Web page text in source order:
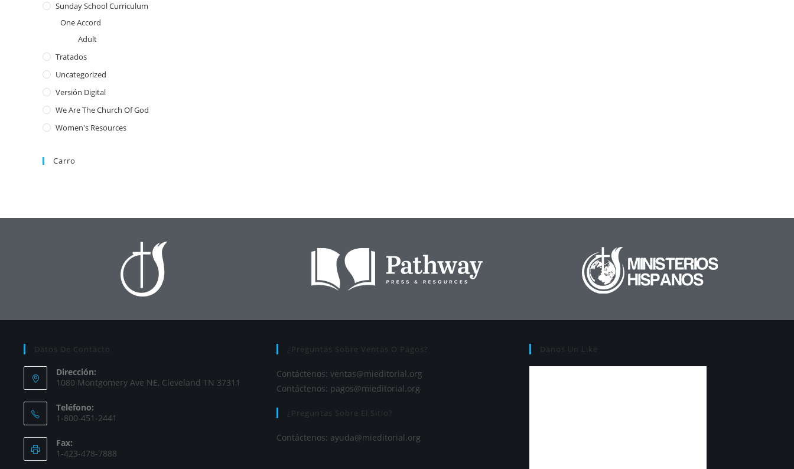
Sunday School Curriculum
One Accord
Adult
Tratados
Uncategorized
Versión Digital
We Are The Church Of God
Women's Resources
Carro
Datos De Contacto
Dirección:
1080 Montgomery Ave NE, Cleveland TN 37311
Teléfono:
1-800-451-2441
Fax:
1-423-478-7888
¿Preguntas Sobre Ventas O Pagos?
Contáctenos: ventas@mieditorial.org
Contáctenos: pagos@mieditorial.org
¿Preguntas Sobre El Sitio?
Contáctenos: ayuda@mieditorial.org
Danos Un Like